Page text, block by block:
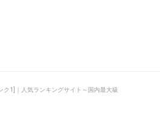
ク1]｜人気ランキングサイト～国内最大級